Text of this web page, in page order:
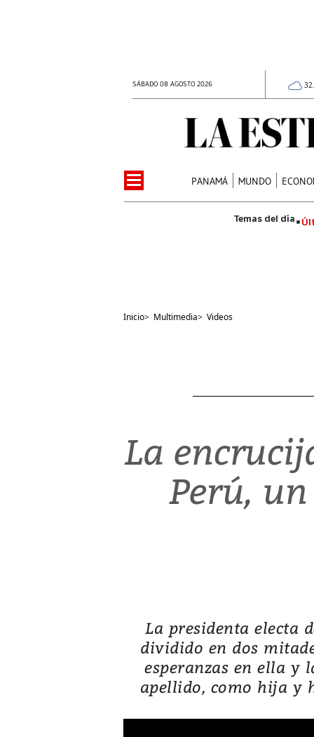
SÁBADO 08 AGOSTO 2026
PANAMÁ MUNDO
Inicio> Multimedia> Videos
La
Perú,
La presidenta electa
dividido en dos
esperanzas en ella y
apellido, como hija y